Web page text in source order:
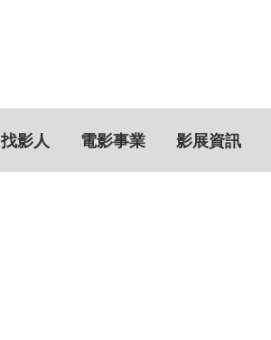
找影人 電影事業 影展資訊